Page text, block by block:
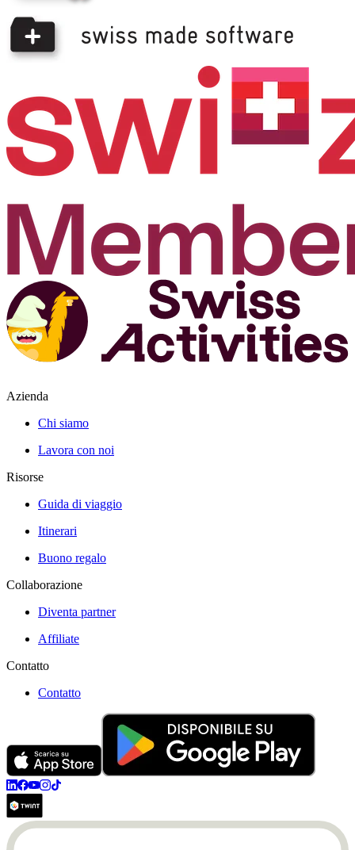
Azienda
Chi siamo
Lavora con noi
Risorse
Guida di viaggio
Itinerari
Buono regalo
Collaborazione
Diventa partner
Affiliate
Contatto
Contatto